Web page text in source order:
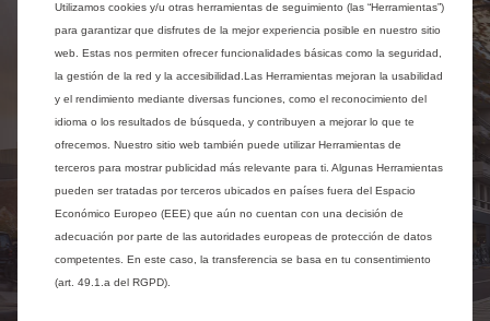
Utilizamos cookies y/u otras herramientas de seguimiento (las “Herramientas”)
para garantizar que disfrutes de la mejor experiencia posible en nuestro sitio
web. Estas nos permiten ofrecer funcionalidades básicas como la seguridad,
la gestión de la red y la accesibilidad.Las Herramientas mejoran la usabilidad
y el rendimiento mediante diversas funciones, como el reconocimiento del
idioma o los resultados de búsqueda, y contribuyen a mejorar lo que te
ofrecemos. Nuestro sitio web también puede utilizar Herramientas de
terceros para mostrar publicidad más relevante para ti. Algunas Herramientas
pueden ser tratadas por terceros ubicados en países fuera del Espacio
Económico Europeo (EEE) que aún no cuentan con una decisión de
adecuación por parte de las autoridades europeas de protección de datos
competentes. En este caso, la transferencia se basa en tu consentimiento
(art. 49.1.a del RGPD).